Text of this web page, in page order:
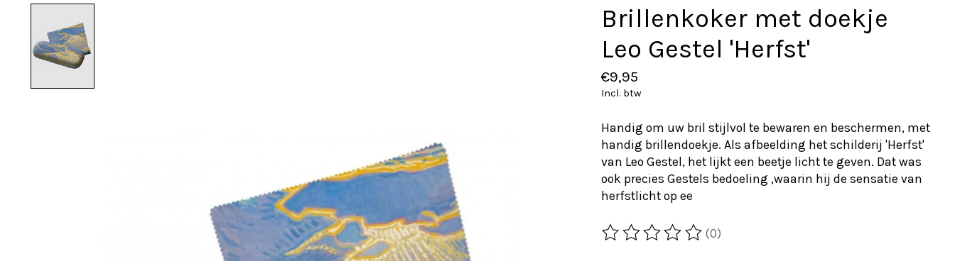
Brillenkoker met doekje
Leo Gestel 'Herfst'
€9,95
Incl. btw
Handig om uw bril stijlvol te bewaren en beschermen, met
handig brillendoekje. Als afbeelding het schilderij 'Herfst'
van Leo Gestel, het lijkt een beetje licht te geven. Dat was
ook precies Gestels bedoeling ,waarin hij de sensatie van
herfstlicht op ee
De beoordeling van dit product is
(0)